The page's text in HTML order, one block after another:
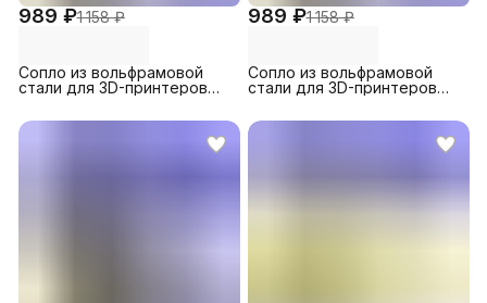
989 ₽1 158 ₽
Сопло из вольфрамовой
стали для 3D-принтеров
Neo, 0.6 (1 шт.)
989 ₽1 158 ₽
Сопло из вольфрамовой
стали для 3D-принтеров
Neo, 0.2 (1 шт.)